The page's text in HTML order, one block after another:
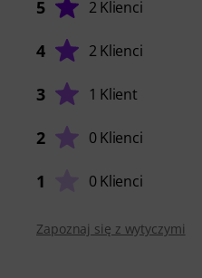
5 2 Klienci
4 2 Klienci
3 1 Klient
2 0 Klienci
1 0 Klienci
Zapoznaj się z wytyczymi